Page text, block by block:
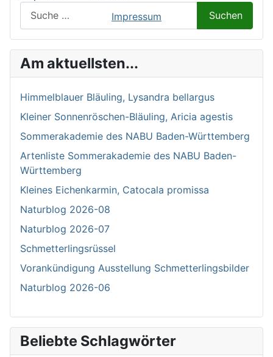
Suchen
Am aktuellsten...
Himmelblauer Bläuling, Lysandra bellargus
Kleiner Sonnenröschen-Bläuling, Aricia agestis
Sommerakademie des NABU Baden-Württemberg
Artenliste Sommerakademie des NABU Baden-
Württemberg
Kleines Eichenkarmin, Catocala promissa
Naturblog 2026-08
Naturblog 2026-07
Schmetterlingsrüssel
Vorankündigung Ausstellung Schmetterlingsbilder
Naturblog 2026-06
Beliebte Schlagwörter
Impressum